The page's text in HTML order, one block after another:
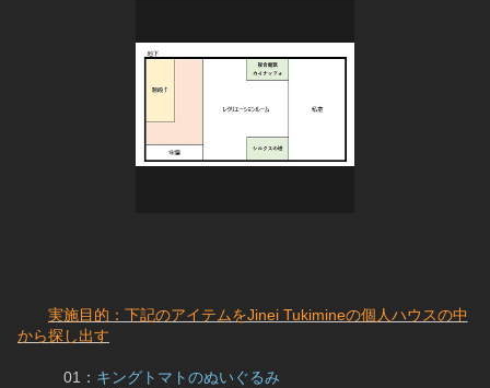
実施目的：下記のアイテムをJinei Tukimineの個人ハウスの中
から探し出す
01： キングトマトのぬいぐるみ